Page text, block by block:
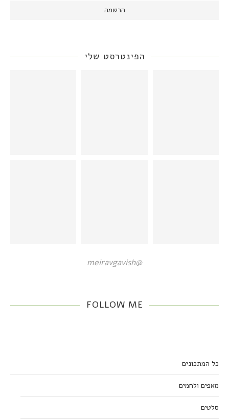
הפינטרסט שלי
@meiravgavish
FOLLOW ME
כל המתכונים
מאפים ולחמים
סלטים